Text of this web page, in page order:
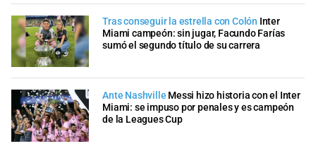
Tras conseguir la estrella con Colón Inter
Miami campeón: sin jugar, Facundo Farías
sumó el segundo título de su carrera
Ante Nashville Messi hizo historia con el Inter
Miami: se impuso por penales y es campeón
de la Leagues Cup